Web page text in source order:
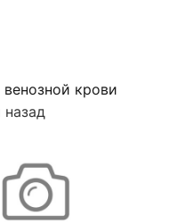
крови
назад